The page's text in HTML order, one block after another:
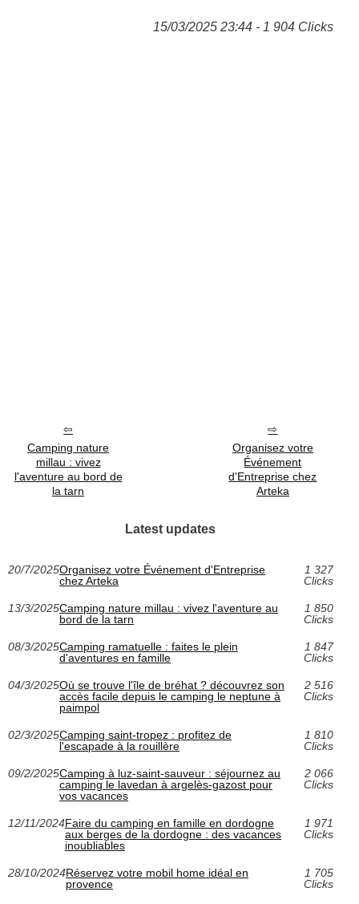
15/03/2025 23:44 - 1 904 Clicks
Camping nature
millau : vivez
l'aventure au bord de
la tarn
Organisez votre
Événement
d'Entreprise chez
Arteka
Latest updates
20/7/2025Organisez votre Événement d'Entreprise
chez Arteka
1 327
Clicks
13/3/2025Camping nature millau : vivez l'aventure au
bord de la tarn
1 850
Clicks
08/3/2025Camping ramatuelle : faites le plein
d'aventures en famille
1 847
Clicks
04/3/2025Où se trouve l'île de bréhat ? découvrez son
accès facile depuis le camping le neptune à
paimpol
2 516
Clicks
02/3/2025Camping saint-tropez : profitez de
l'escapade à la rouillère
1 810
Clicks
09/2/2025Camping à luz-saint-sauveur : séjournez au
camping le lavedan à argelès-gazost pour
vos vacances
2 066
Clicks
12/11/2024Faire du camping en famille en dordogne
aux berges de la dordogne : des vacances
inoubliables
1 971
Clicks
28/10/2024Réservez votre mobil home idéal en
provence
1 705
Clicks